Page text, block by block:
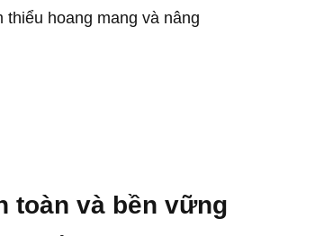
hoang mang và nâng
toàn và bền vững